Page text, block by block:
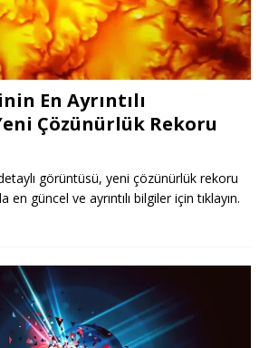
En Ayrıntılı
Çözünürlük Rekoru
görüntüsü, yeni çözünürlük rekoru
en güncel ve ayrıntılı bilgiler için tıklayın.